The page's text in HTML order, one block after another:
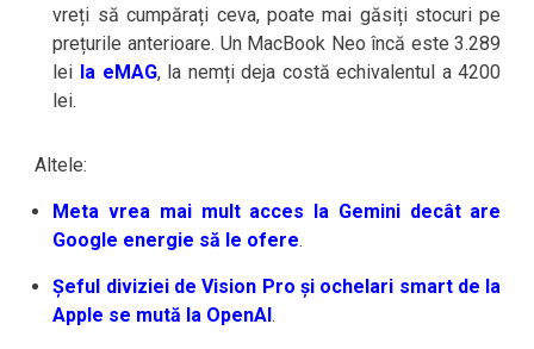
vreți să cumpărați ceva, poate mai găsiți stocuri pe
prețurile anterioare. Un MacBook Neo încă este 3.289
lei la eMAG, la nemți deja costă echivalentul a 4200
lei.
Altele:
Meta vrea mai mult acces la Gemini decât are
Google energie să le ofere.
Șeful diviziei de Vision Pro și ochelari smart de la
Apple se mută la OpenAI.